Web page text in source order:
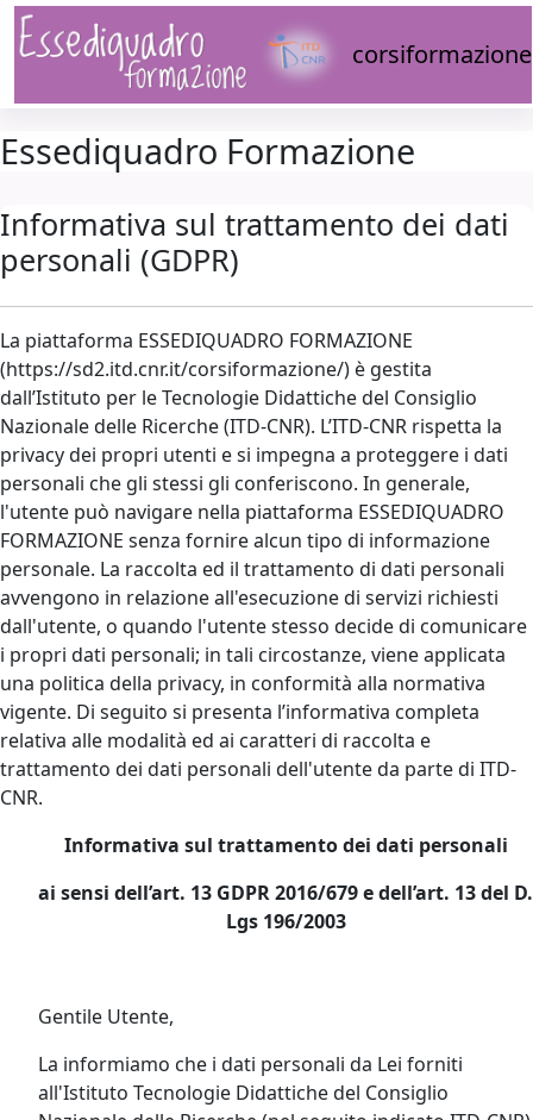
Vai al contenuto principale
corsiformazione
Essediquadro Formazione
Informativa sul trattamento dei dati
personali (GDPR)
La piattaforma ESSEDIQUADRO FORMAZIONE
(https://sd2.itd.cnr.it/corsiformazione/) è gestita
dall’Istituto per le Tecnologie Didattiche del Consiglio
Nazionale delle Ricerche (ITD-CNR). L’ITD-CNR rispetta la
privacy dei propri utenti e si impegna a proteggere i dati
personali che gli stessi gli conferiscono. In generale,
l'utente può navigare nella piattaforma ESSEDIQUADRO
FORMAZIONE senza fornire alcun tipo di informazione
personale. La raccolta ed il trattamento di dati personali
avvengono in relazione all'esecuzione di servizi richiesti
dall'utente, o quando l'utente stesso decide di comunicare
i propri dati personali; in tali circostanze, viene applicata
una politica della privacy, in conformità alla normativa
vigente. Di seguito si presenta l’informativa completa
relativa alle modalità ed ai caratteri di raccolta e
trattamento dei dati personali dell'utente da parte di ITD-
CNR.
Informativa sul trattamento dei dati personali
ai sensi dell’art. 13 GDPR 2016/679 e dell’art. 13 del D.
Lgs 196/2003
Gentile Utente,
La informiamo che i dati personali da Lei forniti
all'Istituto Tecnologie Didattiche del Consiglio